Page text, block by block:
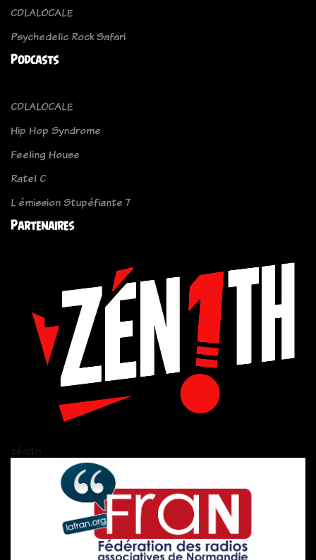
CDLALOCALE
Psychedelic Rock Safari
Podcasts
CDLALOCALE
Hip Hop Syndrome
Feeling House
Ratel C
L émission Stupéfiante 7
Partenaires